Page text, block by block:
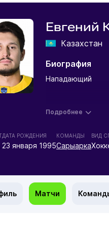
Евгений
Казахстан
Биография
Нападающий
Подробнее
ДАТА РОЖДЕНИЯ
23 января 1995
КОМАНДЫ
Сарыарка
ВИД
Матчи